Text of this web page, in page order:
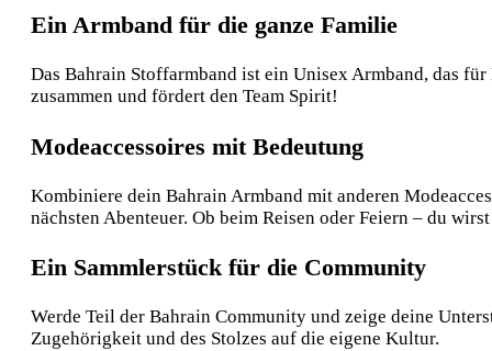
Ein Armband für die ganze Familie
Das Bahrain Stoffarmband ist ein Unisex Armband, das
zusammen und fördert den Team Spirit!
Modeaccessoires mit Bedeutung
Kombiniere dein Bahrain Armband mit anderen
nächsten Abenteuer. Ob beim Reisen oder Feiern – du
Ein Sammlerstück für die Community
Werde Teil der Bahrain Community und zeige deine
Zugehörigkeit und des Stolzes auf die eigene Kultur.